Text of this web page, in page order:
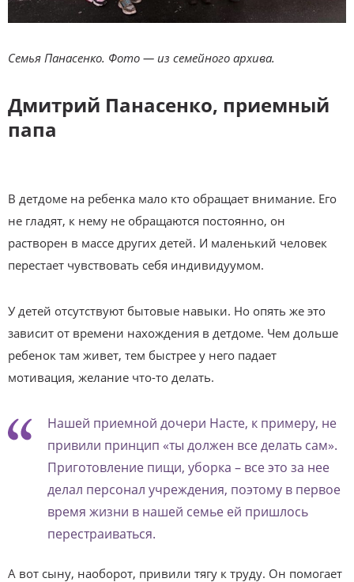
Семья Панасенко. Фото — из семейного архива.
Дмитрий Панасенко, приемный
папа
В детдоме на ребенка мало кто обращает внимание. Его
не гладят, к нему не обращаются постоянно, он
растворен в массе других детей. И маленький человек
перестает чувствовать себя индивидуумом.
У детей отсутствуют бытовые навыки. Но опять же это
зависит от времени нахождения в детдоме. Чем дольше
ребенок там живет, тем быстрее у него падает
мотивация, желание что-то делать.
Нашей приемной дочери Насте, к примеру, не
привили принцип «ты должен все делать сам».
Приготовление пищи, уборка – все это за нее
делал персонал учреждения, поэтому в первое
время жизни в нашей семье ей пришлось
перестраиваться.
А вот сыну, наоборот, привили тягу к труду. Он помогает